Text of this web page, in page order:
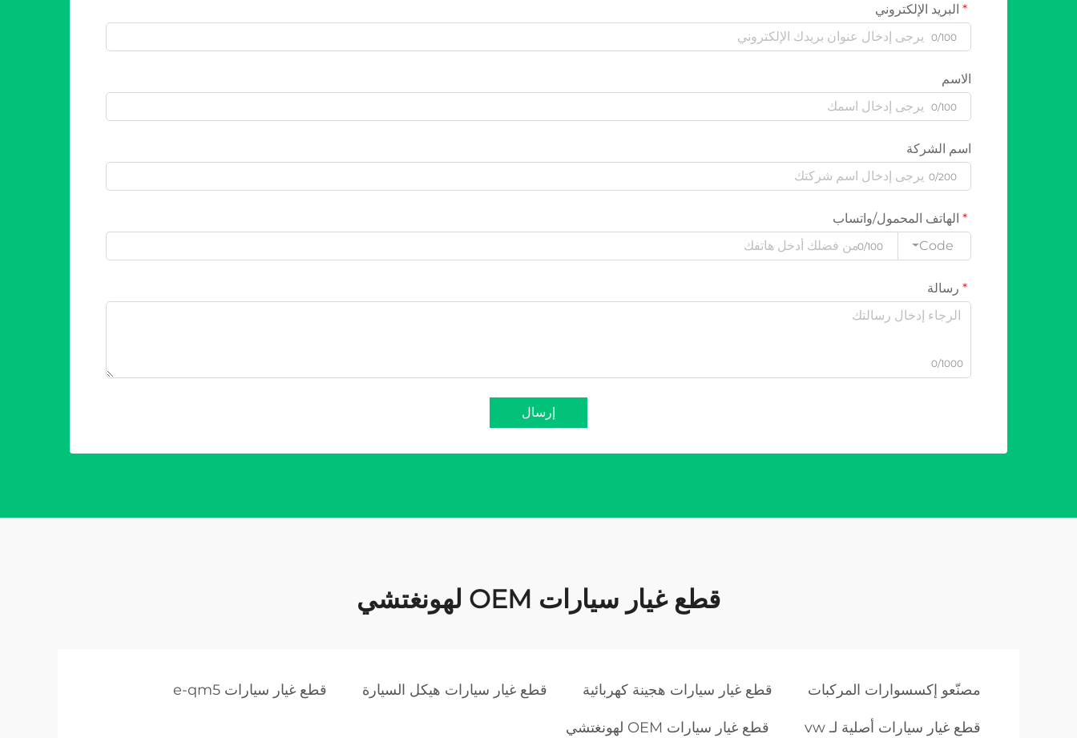
البريد الإلكتروني
0/100
الاسم
0/100
اسم الشركة
0/200
الهاتف المحمول/واتساب
Code
0/100
رسالة
0/1000
إرسال
قطع غيار سيارات OEM لهونغتشي
مصنّعو إكسسوارات المركبات قطع غيار سيارات هجينة كهربائية قطع غيار سيارات هيكل السيارة قطع غيار سيارات e-qm5
قطع غيار سيارات أصلية لـ vw قطع غيار سيارات OEM لهونغتشي